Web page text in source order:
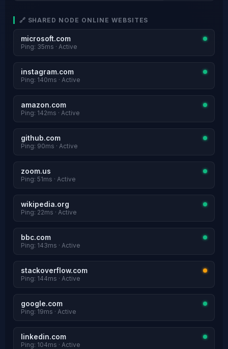
🔗 SHARED NODE ONLINE WEBSITES
microsoft.com
Ping: 35ms · Active
instagram.com
Ping: 140ms · Active
amazon.com
Ping: 142ms · Active
github.com
Ping: 90ms · Active
zoom.us
Ping: 51ms · Active
wikipedia.org
Ping: 22ms · Active
bbc.com
Ping: 143ms · Active
stackoverflow.com
Ping: 144ms · Active
google.com
Ping: 19ms · Active
linkedin.com
Ping: 104ms · Active